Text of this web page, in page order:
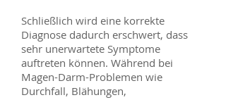
Schließlich wird eine korrekte
Diagnose dadurch erschwert, dass
sehr unerwartete Symptome
auftreten können. Während bei
Magen-Darm-Problemen wie
Durchfall, Blähungen,